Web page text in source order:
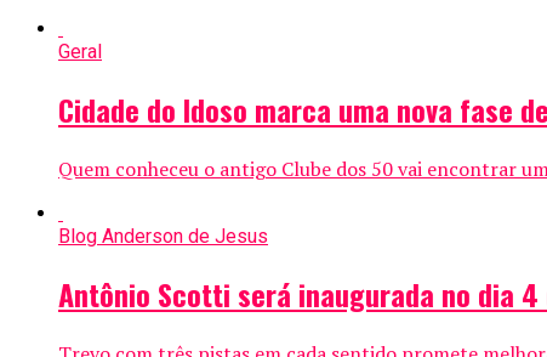
Geral
Cidade do Idoso marca uma nova fase
Quem conheceu o antigo Clube dos 50 vai encontrar
Blog Anderson de Jesus
Antônio Scotti será inaugurada no dia 4